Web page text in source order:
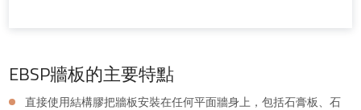
EBSP牆板的主要特點
直接使用結構膠把牆板安裝在任何平面牆身上，包括石膏板、石